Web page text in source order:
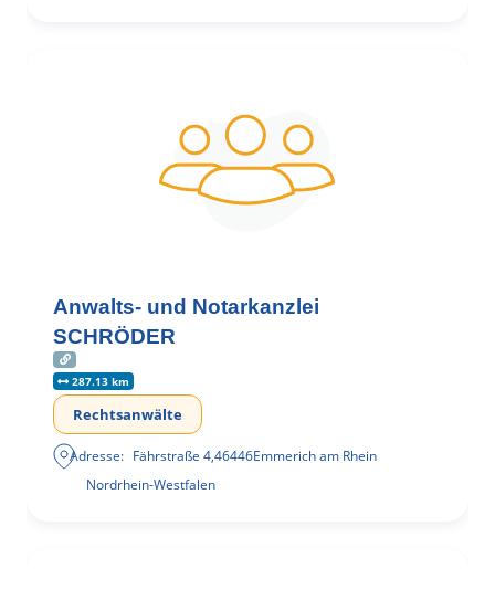
Anwalts- und Notarkanzlei
SCHRÖDER
287.13 km
Rechtsanwälte
Adresse: Fährstraße 4,46446Emmerich am Rhein
Nordrhein-Westfalen